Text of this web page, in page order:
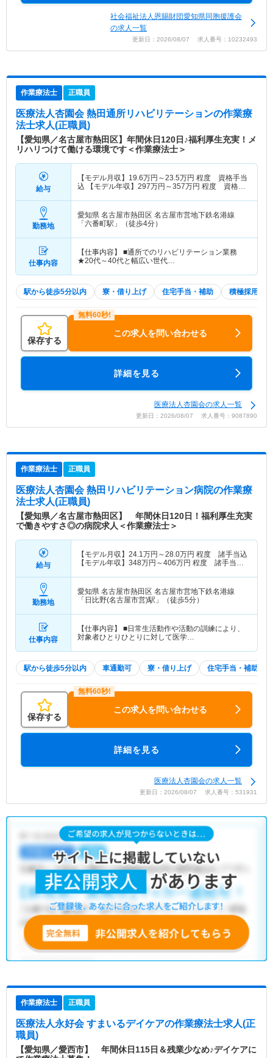
社会福祉法人恩賜財団愛知県同胞援護会
の求人一覧
更新日：2026/08/07 求人番号：10232493
作業療法士 正職員
医療法人杏園会 熱田通所リハビリテーションの作業療
法士求人(正職員)
【愛知県／名古屋市熱田区】年間休日120日♪福利厚生充実！メ
リハリつけて働ける環境です＜作業療法士＞
給与
【モデル月収】 19.6万円～23.5万円 程度 資格手当
込 【モデル年収】 297万円～357万円 程度 資格手
勤務地
愛知県 名古屋市熱田区 名古屋市営地下鉄名港線
「六番町駅」（徒歩4分）
仕事内容
【仕事内容】 ■通所でのリハビリテーション業務
★20代～40代と幅広い世代…
駅から徒歩5分以内 寮・借り上げ 住宅手当・補助 積極採用中
保存する
この求人を問い合わせる
詳細を見る
医療法人杏園会の求人一覧
更新日：2026/08/07 求人番号：9087890
作業療法士 正職員
医療法人杏園会 熱田リハビリテーション病院の作業療
法士求人(正職員)
【愛知県／名古屋市熱田区】 年間休日120日！福利厚生充実
で働きやすさ◎の病院求人＜作業療法士＞
給与
【モデル月収】 24.1万円～28.0万円 程度 諸手当込
【モデル年収】 348万円～406万円 程度 諸手当・
勤務地
愛知県 名古屋市熱田区 名古屋市営地下鉄名港線
「日比野(名古屋市営)駅」（徒歩5分）
仕事内容
【仕事内容】 ■日常生活動作や活動の訓練により、
対象者ひとりひとりに対して医学…
駅から徒歩5分以内 車通勤可 寮・借り上げ 住宅手当・補助
保存する
この求人を問い合わせる
詳細を見る
医療法人杏園会の求人一覧
更新日：2026/08/07 求人番号：531931
作業療法士 正職員
医療法人永好会 すまいるデイケアの作業療法士求人(正
職員)
【愛知県／愛西市】 年間休日115日＆残業少なめ♪デイケアに